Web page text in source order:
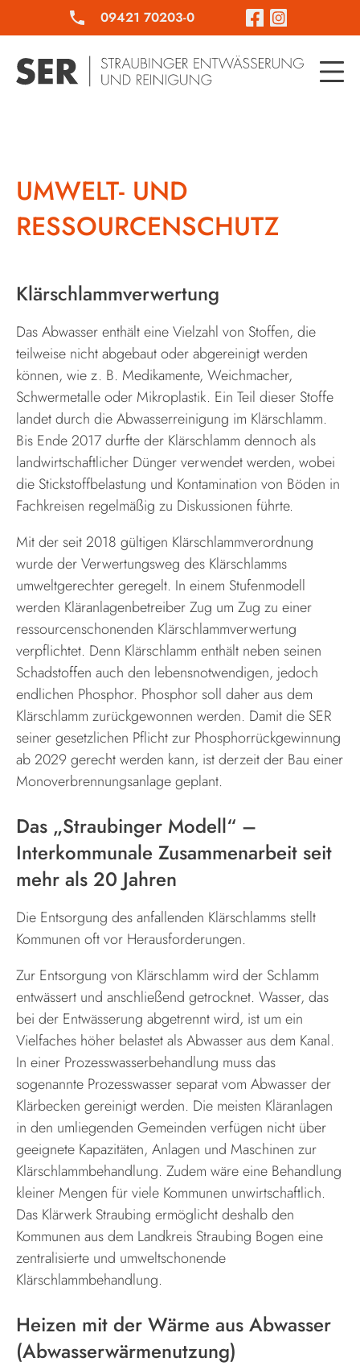
09421 70203-0
UMWELT- UND
RESSOURCENSCHUTZ
Klärschlammverwertung
Das Abwasser enthält eine Vielzahl von Stoffen, die
teilweise nicht abgebaut oder abgereinigt werden
können, wie z. B. Medikamente, Weichmacher,
Schwermetalle oder Mikroplastik. Ein Teil dieser Stoffe
landet durch die Abwasserreinigung im Klärschlamm.
Bis Ende 2017 durfte der Klärschlamm dennoch als
landwirtschaftlicher Dünger verwendet werden, wobei
die Stickstoffbelastung und Kontamination von Böden in
Fachkreisen regelmäßig zu Diskussionen führte.
Mit der seit 2018 gültigen Klärschlammverordnung
wurde der Verwertungsweg des Klärschlamms
umweltgerechter geregelt. In einem Stufenmodell
werden Kläranlagenbetreiber Zug um Zug zu einer
ressourcenschonenden Klärschlammverwertung
verpflichtet. Denn Klärschlamm enthält neben seinen
Schadstoffen auch den lebensnotwendigen, jedoch
endlichen Phosphor. Phosphor soll daher aus dem
Klärschlamm zurückgewonnen werden. Damit die SER
seiner gesetzlichen Pflicht zur Phosphorrückgewinnung
ab 2029 gerecht werden kann, ist derzeit der Bau einer
Monoverbrennungsanlage geplant.
Das „Straubinger Modell“ –
Interkommunale Zusammenarbeit seit
mehr als 20 Jahren
Die Entsorgung des anfallenden Klärschlamms stellt
Kommunen oft vor Herausforderungen.
Zur Entsorgung von Klärschlamm wird der Schlamm
entwässert und anschließend getrocknet. Wasser, das
bei der Entwässerung abgetrennt wird, ist um ein
Vielfaches höher belastet als Abwasser aus dem Kanal.
In einer Prozesswasserbehandlung muss das
sogenannte Prozesswasser separat vom Abwasser der
Klärbecken gereinigt werden. Die meisten Kläranlagen
in den umliegenden Gemeinden verfügen nicht über
geeignete Kapazitäten, Anlagen und Maschinen zur
Klärschlammbehandlung. Zudem wäre eine Behandlung
kleiner Mengen für viele Kommunen unwirtschaftlich.
Das Klärwerk Straubing ermöglicht deshalb den
Kommunen aus dem Landkreis Straubing Bogen eine
zentralisierte und umweltschonende
Klärschlammbehandlung.
Heizen mit der Wärme aus Abwasser
(Abwasserwärmenutzung)